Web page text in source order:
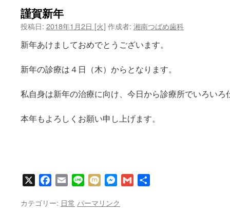
ツ
へ
キ
ッ
謹賀新年
投稿日: 2018年1月2日 [火] 作成者: 湘南つばめ歯科
新年あけましておめでとうございます。
新年の診療は４日（木）からとなります。
私自身は新年の治療に向け、今日から診療所でいろいろ
本年もよろしくお願い申し上げます。
X Facebook
Email Line Mixi Messenger
Gmail
カテゴリー: 日常 パーマリンク